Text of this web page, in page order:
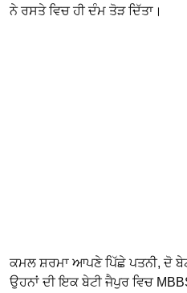
ਨੇ ਰਸਤੇ ਵਿਚ ਹੀ ਦੰਮ ਤੋੜ ਦਿੱਤਾ।
ਕਮਲ ਸ਼ਰਮਾ ਆਪਣੇ ਪਿੱਛੇ ਪਤਨੀ, ਦੋ
ਉਹਨਾਂ ਦੀ ਇਕ ਬੇਟੀ ਜੈਪੁਰ ਵਿਚ